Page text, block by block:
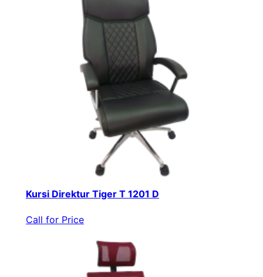
Kursi Direktur Tiger T 1201 D
Call for Price